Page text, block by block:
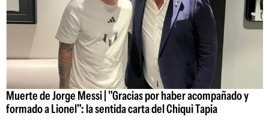
Muerte de Jorge Messi | "Gracias por haber acompañado y
formado a Lionel": la sentida carta del Chiqui Tapia